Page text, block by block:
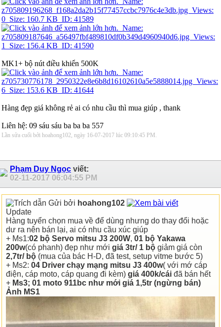
MK1+ bộ nút điều khiển 500K
Hàng đẹp giá không rẻ ai có nhu cầu thì mua giúp , thank
Liên hệ: 09 sáu sáu ba ba ba 557
Lần sửa cuối bởi hoahong102, ngày 16-07-2017 lúc 09:10:45 PM .
Phạm Duy Ngọc viết:
02-11-2017 06:04:55 PM
Gửi bởi hoahong102
Update
Hàng tuyển chọn mua về để dùng nhưng do thay đổi hoặc
dư ra nên bán lại, ai có nhu cầu xúc giúp
+ Ms1:02 bộ Servo mitsu J3 200W, 01 bộ Yakawa
200w(có phanh) đẹp như mới giá 3tr/ 1 bộ giảm giá còn
2,7tr/ bộ (mua của bác H-D, đã test, setup vitme bước 5)
+ Ms2: 04 Driver chạy mạng mitsu J3 400w( với mớ cáp
điện, cáp moto, cáp quang đi kèm) giá 400k/cái đã bán hết
+ Ms3; 01 moto 911bc như mới giá 1,5tr (ngừng bán)
Ảnh MS1